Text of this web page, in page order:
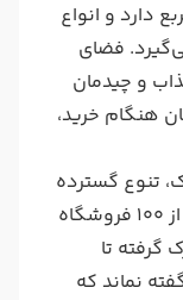
38 هزار مترمربع دارد و انواع
فضای
و چیدمان
هنگام خرید،
تنوع گسترده
فروشگاه‌ها است. این مرکز میزبان بیش از ۱۰۰ فروشگاه
گرفته تا
نماند که